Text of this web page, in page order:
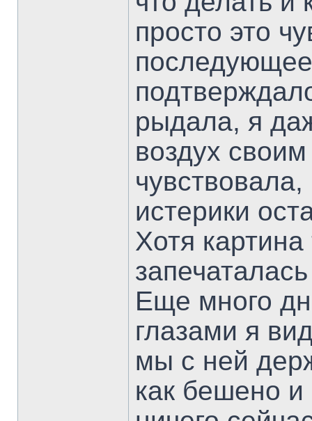
просто это
рыдала, я
воздух
истерики
Хотя
Еще много
глазами я
мы с ней
как бешено